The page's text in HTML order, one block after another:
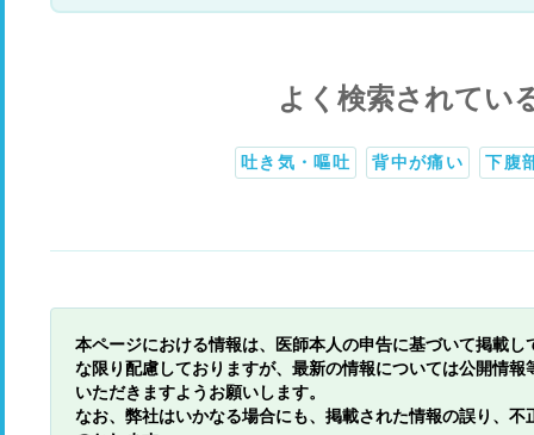
よく検索されてい
吐き気・嘔吐 背中が痛い 下腹
本ページにおける情報は、医師本人の申告に基づいて掲載
な限り配慮しておりますが、最新の情報については公開情
いただきますようお願いします。
なお、弊社はいかなる場合にも、掲載された情報の誤り、